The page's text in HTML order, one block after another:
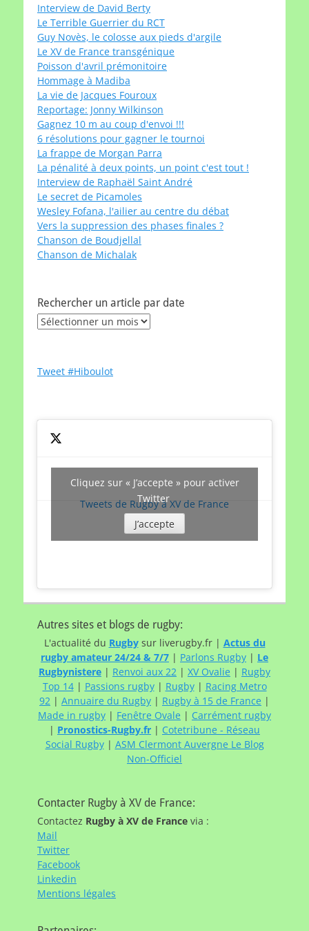
Interview de David Berty
Le Terrible Guerrier du RCT
Guy Novès, le colosse aux pieds d'argile
Le XV de France transgénique
Poisson d'avril prémonitoire
Hommage à Madiba
La vie de Jacques Fouroux
Reportage: Jonny Wilkinson
Gagnez 10 m au coup d'envoi !!!
6 résolutions pour gagner le tournoi
La frappe de Morgan Parra
La pénalité à deux points, un point c'est tout !
Interview de Raphaël Saint André
Le secret de Picamoles
Wesley Fofana, l'ailier au centre du débat
Vers la suppression des phases finales ?
Chanson de Boudjellal
Chanson de Michalak
Rechercher un article par date
Rechercher
date
Tweet #Hiboulot
Tweets de Rugby à XV de France
Cliquez sur « J’accepte » pour activer
Twitter
J’accepte
Autres sites et blogs de rugby:
L'actualité du Rugbysur liverugby.fr | Actus du
rugby amateur 24/24 & 7/7 | Parlons Rugby | Le
Rugbynistere | Renvoi aux 22 | XV Ovalie | Rugby
Top 14| Passions rugby| Rugby| Racing Metro
92 | Annuaire du Rugby | Rugby à 15 de France |
Made in rugby | Fenêtre Ovale | Carrément rugby
| Pronostics-Rugby.fr | Cotetribune - Réseau
Social Rugby| ASM Clermont Auvergne Le Blog
Non-Officiel
Contacter Rugby à XV de France:
Contactez Rugby à XV de France via :
Mail
Twitter
Facebook
Linkedin
Mentions légales